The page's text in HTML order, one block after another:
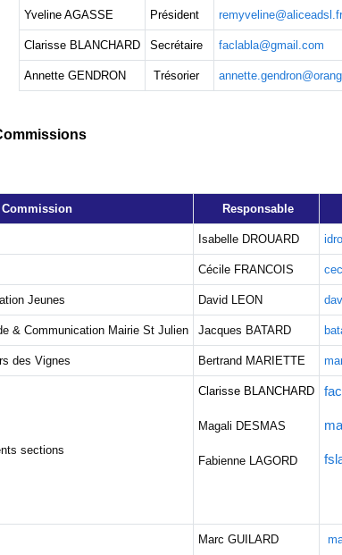
Yveline AGASSE Président
Clarisse BLANCHARD Secrétaire faclabla@gmail.com
Annette GENDRON Trésorier
Commission Responsable
Isabelle DROUARD
Cécile FRANCOIS
Jeunes David LEON
& Communication Mairie St Julien Jacques BATARD
des Vignes Bertrand MARIETTE
sections
Clarisse BLANCHARD
Magali DESMAS
Fabienne LAGORD
Marc GUILARD